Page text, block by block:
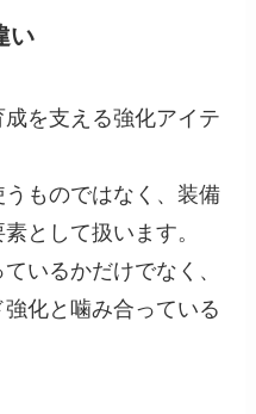
い
を支える強化アイテ
ものではなく、装備
として扱います。
いるかだけでなく、
化と噛み合っている